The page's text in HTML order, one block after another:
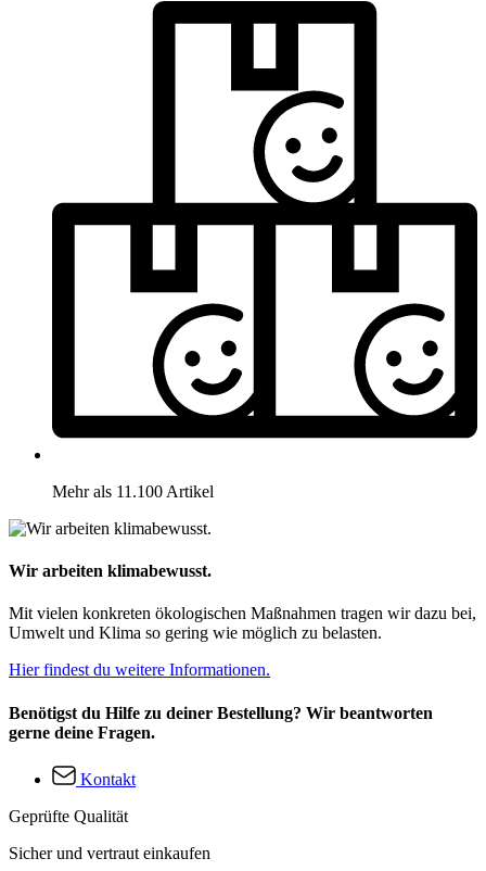
Mehr als 11.100 Artikel
Wir arbeiten klimabewusst.
Mit vielen konkreten ökologischen Maßnahmen tragen wir dazu bei,
Umwelt und Klima so gering wie möglich zu belasten.
Hier findest du weitere Informationen.
Benötigst du Hilfe zu deiner Bestellung? Wir beantworten
gerne deine Fragen.
Kontakt
Geprüfte Qualität
Sicher und vertraut einkaufen